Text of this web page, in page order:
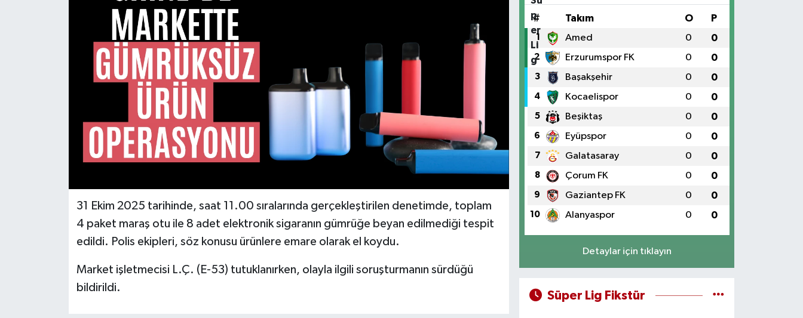
31 Ekim 2025 tarihinde, saat 11.00 sıralarında gerçekleştirilen denetimde, toplam
4 paket maraş otu ile 8 adet elektronik sigaranın gümrüğe beyan edilmediği tespit
edildi. Polis ekipleri, söz konusu ürünlere emare olarak el koydu.
Market işletmecisi L.Ç. (E-53) tutuklanırken, olayla ilgili soruşturmanın sürdüğü
bildirildi.
# Takım O P
1 Amed 0 0
2 Erzurumspor FK 0 0
3 Başakşehir 0 0
4 Kocaelispor 0 0
5 Beşiktaş 0 0
6 Eyüpspor 0 0
7 Galatasaray 0 0
8 Çorum FK 0 0
9 Gaziantep FK 0 0
10 Alanyaspor 0 0
Detaylar için tıklayın
Süper Lig Fikstür